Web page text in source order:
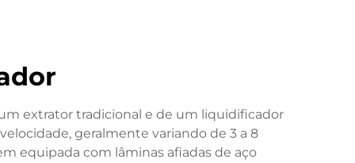
extrator tradicional e de um liquidificador
geralmente variando de 3 a 8
equipada com lâminas afiadas de aço